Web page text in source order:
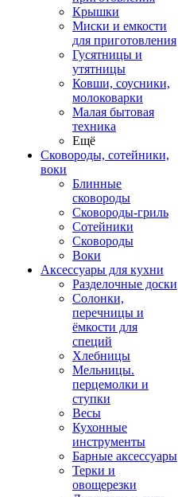
Крышки
Миски и емкости
для приготовления
Гусятницы и
утятницы
Ковши, соусники,
молоковарки
Малая бытовая
техника
Ещё
Сковороды, сотейники,
воки
Блинные
сковороды
Сковороды-гриль
Сотейники
Сковороды
Воки
Аксессуары для кухни
Разделочные доски
Солонки,
перечницы и
ёмкости для
специй
Хлебницы
Мельницы.
перцемолки и
ступки
Весы
Кухонные
инструменты
Барные аксессуары
Терки и
овощерезки